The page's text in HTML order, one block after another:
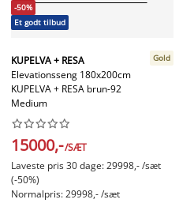
-50%
Et godt tilbud
KUPELVA + RESA
Elevationsseng 180x200cm
KUPELVA + RESA brun-92
Medium
Gold






15000,-/SÆT
Laveste pris 30 dage: 29998,- /sæt
(-50%)
Normalpris: 29998,- /sæt